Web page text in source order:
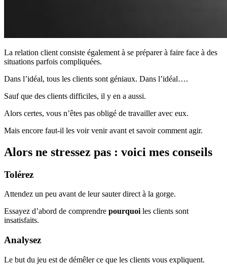
La relation client consiste également à se préparer à faire face à des
situations parfois compliquées.
Dans l’idéal, tous les clients sont géniaux. Dans l’idéal….
Sauf que des clients difficiles, il y en a aussi.
Alors certes, vous n’êtes pas obligé de travailler avec eux.
Mais encore faut-il les voir venir avant et savoir comment agir.
Alors ne stressez pas : voici mes conseils
Tolérez
Attendez un peu avant de leur sauter direct à la gorge.
Essayez d’abord de comprendre pourquoi les clients sont
insatisfaits.
Analysez
Le but du jeu est de démêler ce que les clients vous expliquent.